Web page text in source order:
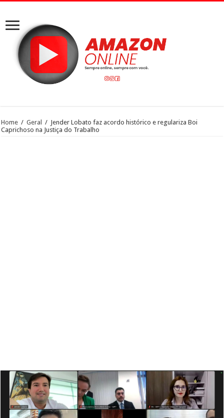
Home / Geral / Jender Lobato faz acordo histórico e regulariza Boi
Caprichoso na Justiça do Trabalho